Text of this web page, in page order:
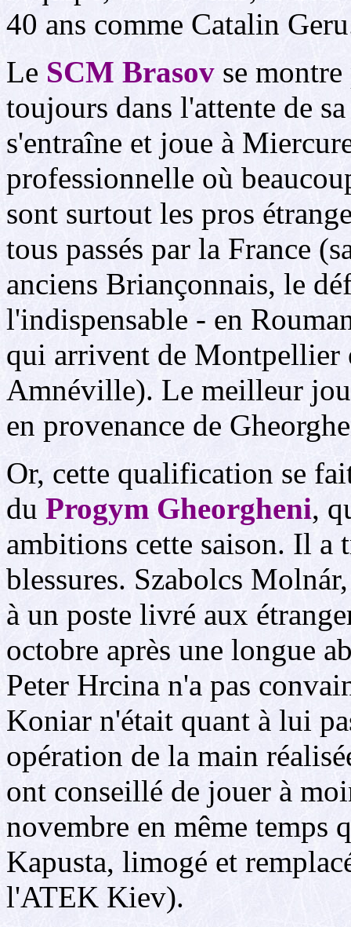
40 ans comme Catalin
Le SCM Brasov se
toujours dans l'attente de
s'entraîne et joue à
professionnelle où
sont surtout les pros
tous passés par la France
anciens Briançonnais, le
l'indispensable - en
qui arrivent de Montpellier
Amnéville). Le meilleur
en provenance de
Or, cette qualification se
du Progym Gheorgheni,
ambitions cette saison. Il a
blessures. Szabolcs
à un poste livré aux
octobre après une longue
Peter Hrcina n'a pas
Koniar n'était quant à lui
opération de la main
ont conseillé de jouer à
novembre en même temps
Kapusta, limogé et
l'ATEK Kiev).